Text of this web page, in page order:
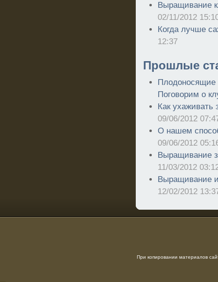
Выращивание
02/11/2012
Когда лучше
12:37
Прошлые
Плодоносящие
Поговорим о
Как ухаживать
09/06/2012
О нашем
09/06/2012
Выращивание
11/03/2012
Выращивание
12/02/2012
При копировании материалов